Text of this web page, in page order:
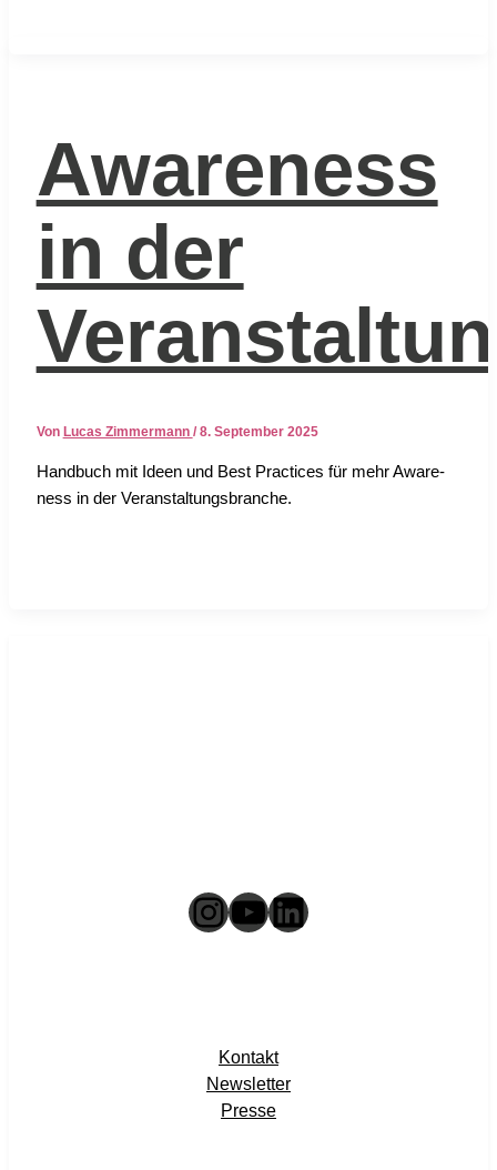
Awareness
in der
Von Lucas Zimmermann / 8. September 2025
Hand­buch mit Ideen und Best Prac­ti­ces für mehr Awa­re­
ness in der Ver­an­stal­tungs­bran­che.
Instagram
YouTube
LinkedIn
Kontakt
Newsletter
Presse